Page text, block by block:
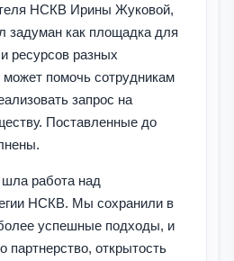
НСКВ Ирины Жуковой,
задуман как площадка для
ресурсов разных
может помочь сотрудникам
запрос на
Поставленные до
работа над
НСКВ. Мы сохранили в
успешные подходы, и
партнерство, открытость